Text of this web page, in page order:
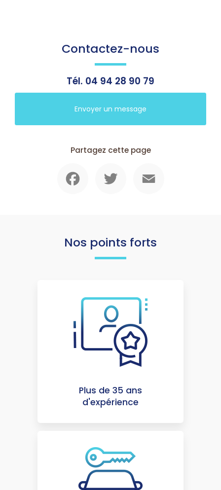
Contactez-nous
Tél. 04 94 28 90 79
Envoyer un message
Partagez cette page
Nos points forts
Plus de 35 ans
d'expérience